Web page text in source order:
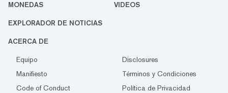
MONEDAS VIDEOS
EXPLORADOR DE NOTICIAS
ACERCA DE
Equipo
Disclosures
Manifiesto
Términos y Condiciones
Code of Conduct
Política de Privacidad